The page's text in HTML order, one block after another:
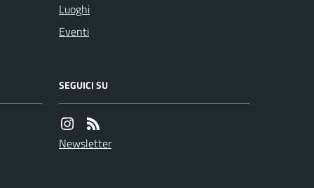
Luoghi
Eventi
SEGUICI SU
Newsletter